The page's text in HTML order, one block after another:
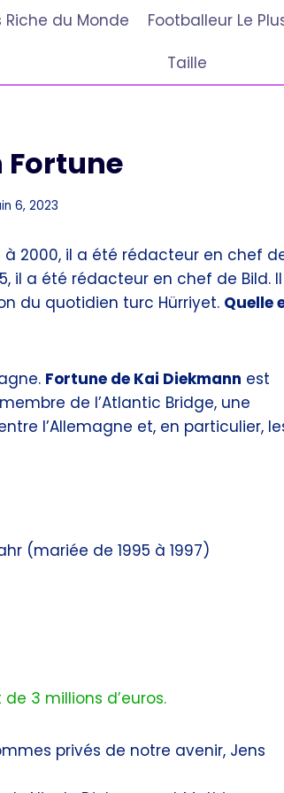
Riche du Monde Footballeur Le
Taille
Fortune
6, 2023
à 2000, il a été rédacteur en chef
il a été rédacteur en chef de Bild. Il
du quotidien turc Hürriyet. Quelle
Fortune de Kai Diekmann est
de l’Atlantic Bridge, une
l’Allemagne et, en particulier,
(mariée de 1995 à 1997)
3 millions d’euros.
privés de notre avenir, Jens